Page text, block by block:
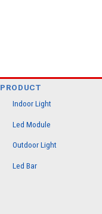
PRODUCT
Indoor Light
Led Module
Outdoor Light
Led Bar